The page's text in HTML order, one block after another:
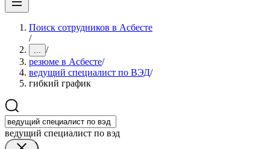
Поиск сотрудников в Асбесте
/
... /
резюме в Асбесте/
ведущий специалист по ВЭД/
гибкий график
ведущий специалист по вэд